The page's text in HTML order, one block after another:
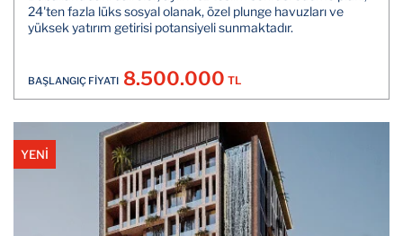
24'ten fazla lüks sosyal olanak, özel plunge havuzları ve
yüksek yatırım getirisi potansiyeli sunmaktadır.
BAŞLANGIÇ FİYATI 8.500.000 TL
YENİ